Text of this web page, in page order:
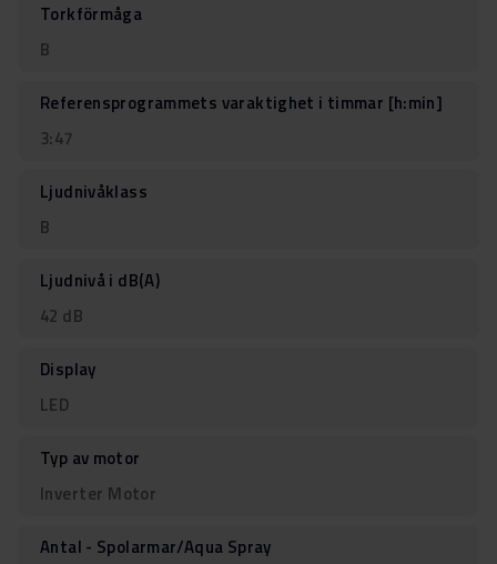
Torkförmåga
B
Referensprogrammets varaktighet i timmar [h:min]
3:47
Ljudnivåklass
B
Ljudnivå i dB(A)
42 dB
Display
LED
Typ av motor
Inverter Motor
Antal - Spolarmar/Aqua Spray